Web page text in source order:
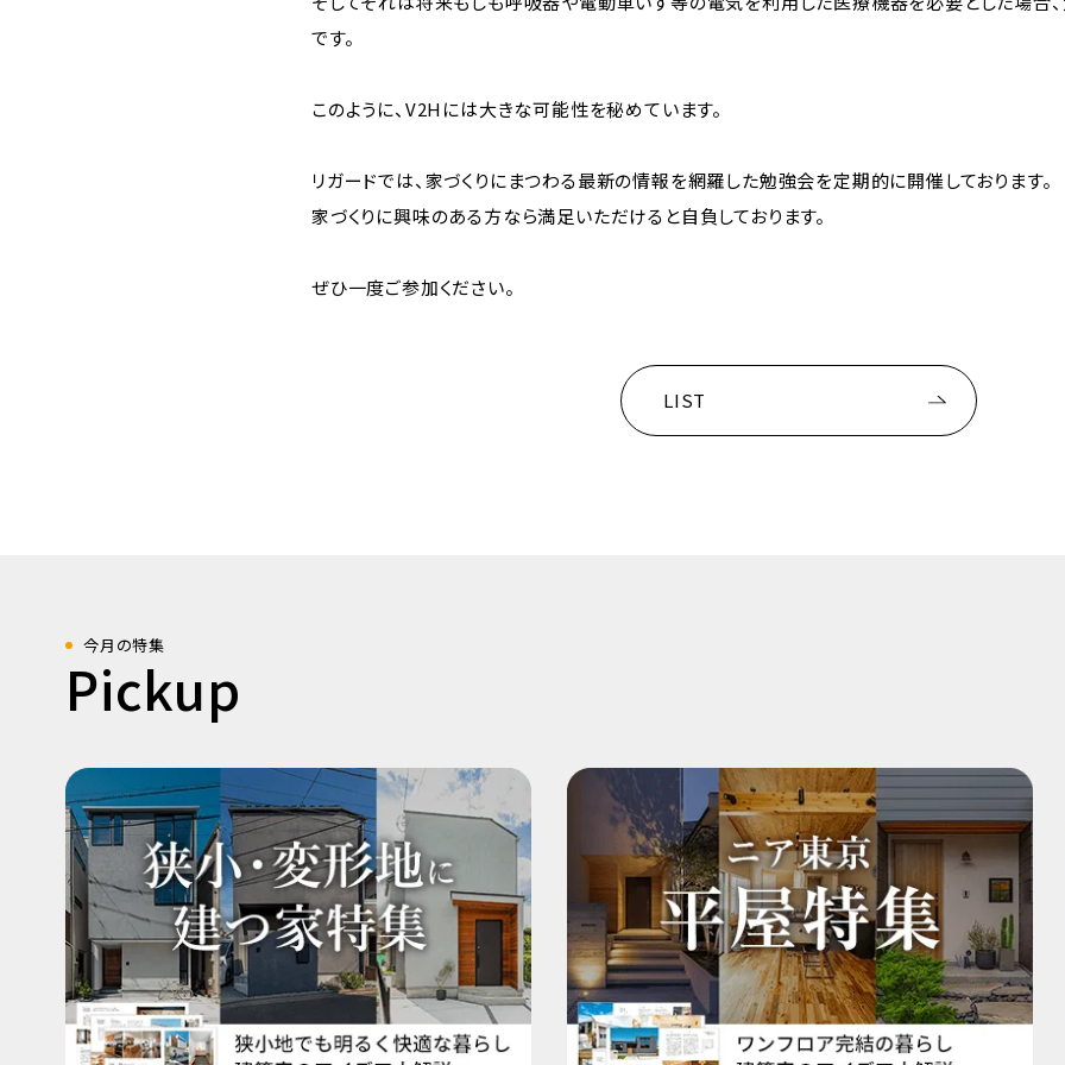
です。
このように、V2Hには大きな可能性を秘めています。
リガードでは、家づくりにまつわる最新の情報を網羅した勉強会を定期的に開催しております。
家づくりに興味のある方なら満足いただけると自負しております。
ぜひ一度ご参加ください。
LIST
今月の特集
Pickup